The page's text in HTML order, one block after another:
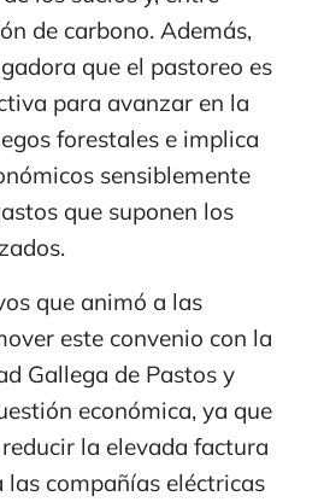
de carbono. Además,
que el pastoreo es
para avanzar en la
forestales e implica
sensiblemente
que suponen los
que animó a las
este convenio con la
Gallega de Pastos y
económica, ya que
la elevada factura
las compañías eléctricas